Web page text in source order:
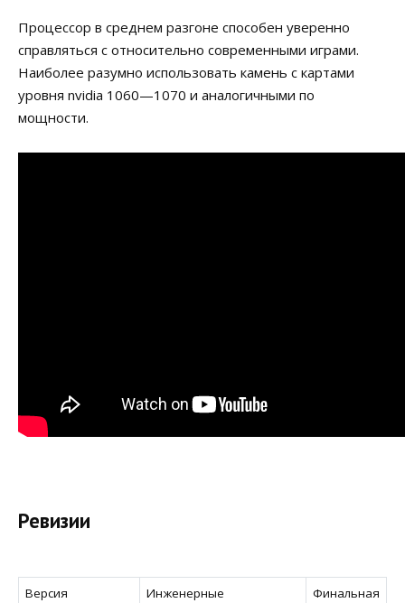
Процессор в среднем разгоне способен уверенно
справляться с относительно современными играми.
Наиболее разумно использовать камень с картами
уровня nvidia 1060—1070 и аналогичными по
мощности.
Ревизии
Версия Инженерные
Финальная